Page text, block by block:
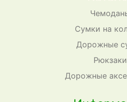
Сумки на
Дорожные
Рюкзаки
Дорожные